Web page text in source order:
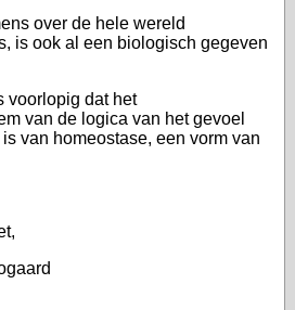
over de hele wereld
is ook al een biologisch gegeven
voorlopig dat het
van de logica van het gevoel
van homeostase, een vorm van